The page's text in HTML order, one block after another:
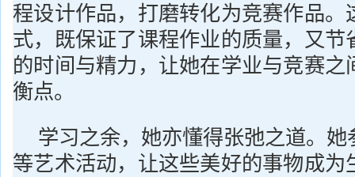
程设计作品，打磨转化为竞赛作品。
式，既保证了课程作业的质量，又节
的时间与精力，让她在学业与竞赛之
衡点。
学习之余，她亦懂得张弛之道。
等艺术活动，让这些美好的事物成为